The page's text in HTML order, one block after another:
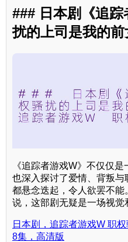
### 日本剧《追
扰的上司是我的前
《追踪者游戏W》不仅仅
也深入探讨了爱情、背叛
都悬念迭起，令人欲罢不
说，这部剧无疑是一场视觉
日本剧，追踪者游戏W 职
8集，高清版